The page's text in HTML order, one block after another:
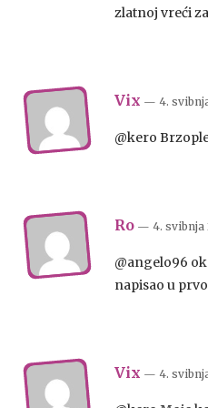
zlatnoj vreći za
Vix — 4.
@kero
Ro — 4. svibnja
@angelo96
napisao u
Vix — 4.